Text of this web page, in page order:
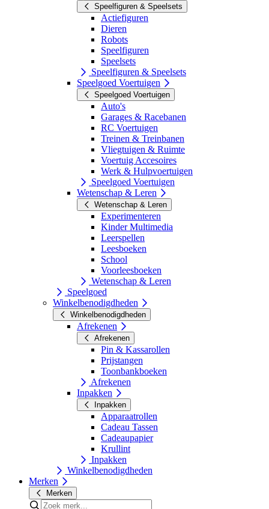
Speelfiguren & Speelsets
Actiefiguren
Dieren
Robots
Speelfiguren
Speelsets
Speelfiguren & Speelsets
Speelgoed Voertuigen
Speelgoed Voertuigen
Auto's
Garages & Racebanen
RC Voertuigen
Treinen & Treinbanen
Vliegtuigen & Ruimte
Voertuig Accesoires
Werk & Hulpvoertuigen
Speelgoed Voertuigen
Wetenschap & Leren
Wetenschap & Leren
Experimenteren
Kinder Multimedia
Leerspellen
Leesboeken
School
Voorleesboeken
Wetenschap & Leren
Speelgoed
Winkelbenodigdheden
Winkelbenodigdheden
Afrekenen
Afrekenen
Pin & Kassarollen
Prijstangen
Toonbankboeken
Afrekenen
Inpakken
Inpakken
Apparaatrollen
Cadeau Tassen
Cadeaupapier
Krullint
Inpakken
Winkelbenodigdheden
Merken
Merken